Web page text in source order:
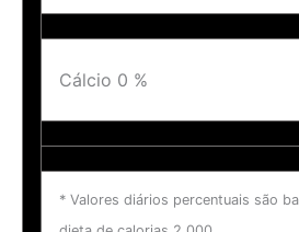
Cálcio 0 %
* Valores diários percentuais são